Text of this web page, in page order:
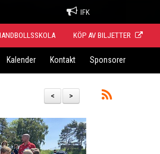
IFK
KÖP AV BILJETTER
Kalender Kontakt Sponsorer
>
<